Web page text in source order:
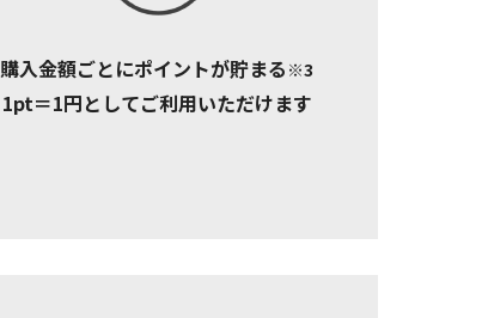
購入金額ごとにポイントが貯まる ※3
1pt＝1円としてご利用いただけます